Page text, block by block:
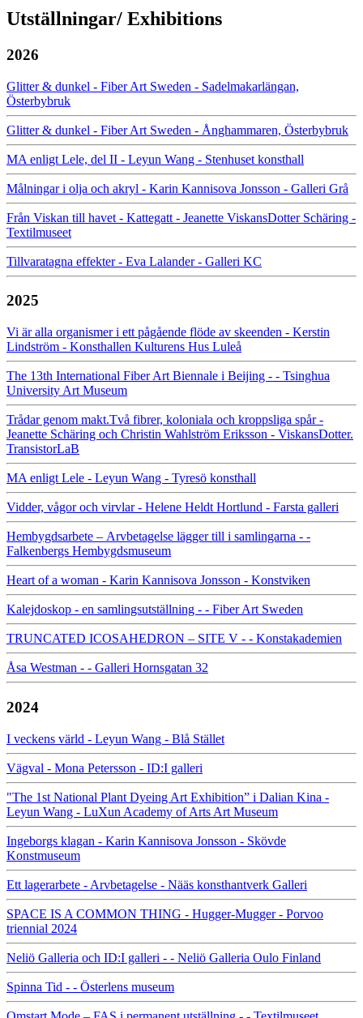
Utställningar/ Exhibitions
2026
Glitter & dunkel - Fiber Art Sweden - Sadelmakarlängan,
Österbybruk
Glitter & dunkel - Fiber Art Sweden - Ånghammaren, Österbybruk
MA enligt Lele, del II - Leyun Wang - Stenhuset konsthall
Målningar i olja och akryl - Karin Kannisova Jonsson - Galleri Grå
Från Viskan till havet - Kattegatt - Jeanette ViskansDotter Schäring -
Textilmuseet
Tillvaratagna effekter - Eva Lalander - Galleri KC
2025
Vi är alla organismer i ett pågående flöde av skeenden - Kerstin
Lindström - Konsthallen Kulturens Hus Luleå
The 13th International Fiber Art Biennale i Beijing - - Tsinghua
University Art Museum
Trådar genom makt.Två fibrer, koloniala och kroppsliga spår -
Jeanette Schäring och Christin Wahlström Eriksson - ViskansDotter.
TransistorLaB
MA enligt Lele - Leyun Wang - Tyresö konsthall
Vidder, vågor och virvlar - Helene Heldt Hortlund - Farsta galleri
Hembygdsarbete – Arvbetagelse lägger till i samlingarna - -
Falkenbergs Hembygdsmuseum
Heart of a woman - Karin Kannisova Jonsson - Konstviken
Kalejdoskop - en samlingsutställning - - Fiber Art Sweden
TRUNCATED ICOSAHEDRON – SITE V - - Konstakademien
Åsa Westman - - Galleri Hornsgatan 32
2024
I veckens värld - Leyun Wang - Blå Stället
Vägval - Mona Petersson - ID:I galleri
"The 1st National Plant Dyeing Art Exhibition” i Dalian Kina -
Leyun Wang - LuXun Academy of Arts Art Museum
Ingeborgs klagan - Karin Kannisova Jonsson - Skövde
Konstmuseum
Ett lagerarbete - Arvbetagelse - Nääs konsthantverk Galleri
SPACE IS A COMMON THING - Hugger-Mugger - Porvoo
triennial 2024
Neliö Galleria och ID:I galleri - - Neliö Galleria Oulo Finland
Spinna Tid - - Österlens museum